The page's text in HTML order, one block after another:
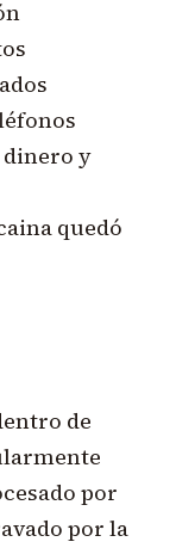
y
quedó
de
por
por la